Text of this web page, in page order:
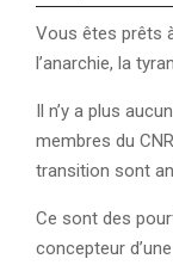
Vous êtes prêts
l’anarchie, la
Il n’y a plus
membres du
transition sont
Ce sont des
concepteur